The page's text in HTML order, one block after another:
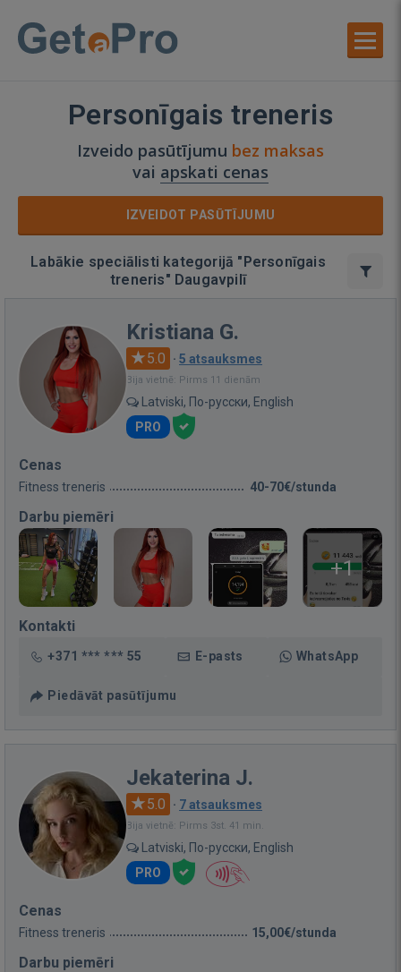
Personīgais treneris
Izveido pasūtījumu bez maksas
vai apskati cenas
IZVEIDOT PASŪTĪJUMU
Labākie speciālisti kategorijā "Personīgais
treneris" Daugavpilī
Kristiana G.
5.0 · 5 atsauksmes
Bija vietnē: Pirms 11 dienām
Latviski, По-русски, English
PRO
Cenas
Fitness treneris 40-70€/stunda
Darbu piemēri
+1
Kontakti
+371 *** *** 55 E-pasts WhatsApp
Piedāvāt pasūtījumu
Jekaterina J.
5.0 · 7 atsauksmes
Bija vietnē: Pirms 3st. 41 min.
Latviski, По-русски, English
PRO
Cenas
Fitness treneris 15,00€/stunda
Darbu piemēri